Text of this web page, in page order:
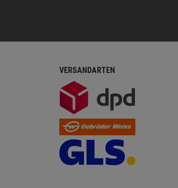
VERSANDARTEN